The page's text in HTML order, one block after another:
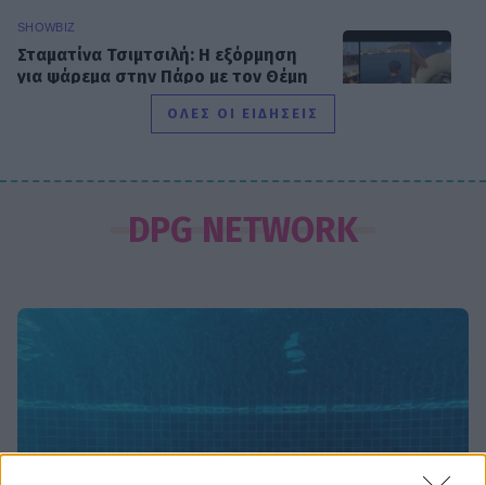
SHOWBIZ
Σταματίνα Τσιμτσιλή: Η εξόρμηση
για ψάρεμα στην Πάρο με τον Θέμη
Σοφό και τον γιο τους
Τηλεθέαση – Το Σόι σου: «Σαρώνει»
ακόμη και στις επαναλήψεις –
Στον βυθό για μαργαριτάρια η Αθηνά
Οικονομάκου και ο Μπρούνο
ΟΛΕΣ ΟΙ ΕΙΔΗΣΕΙΣ
DPG NETWORK